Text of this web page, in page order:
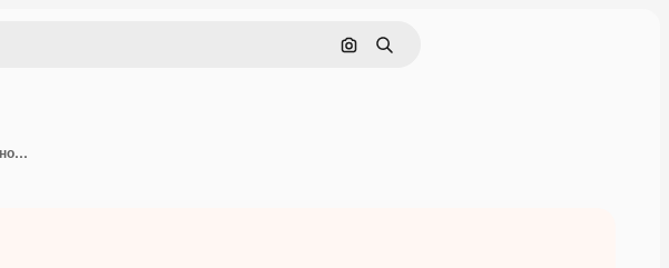
Поиск по изображению
Поиск
Плоский шаблон горизонтального баннера месяца национального латиноамериканского наследия